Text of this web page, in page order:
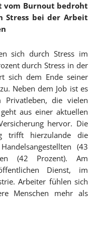
vom Burnout bedroht
Stress bei der Arbeit
sich durch Stress im
durch Stress in der
sich dem Ende seiner
Neben dem Job ist es
Privatleben, die vielen
aus einer aktuellen
hervor. Die
trifft hierzulande die
(43
(42 Prozent). Am
Dienst, im
Arbeiter fühlen sich
Menschen mehr als